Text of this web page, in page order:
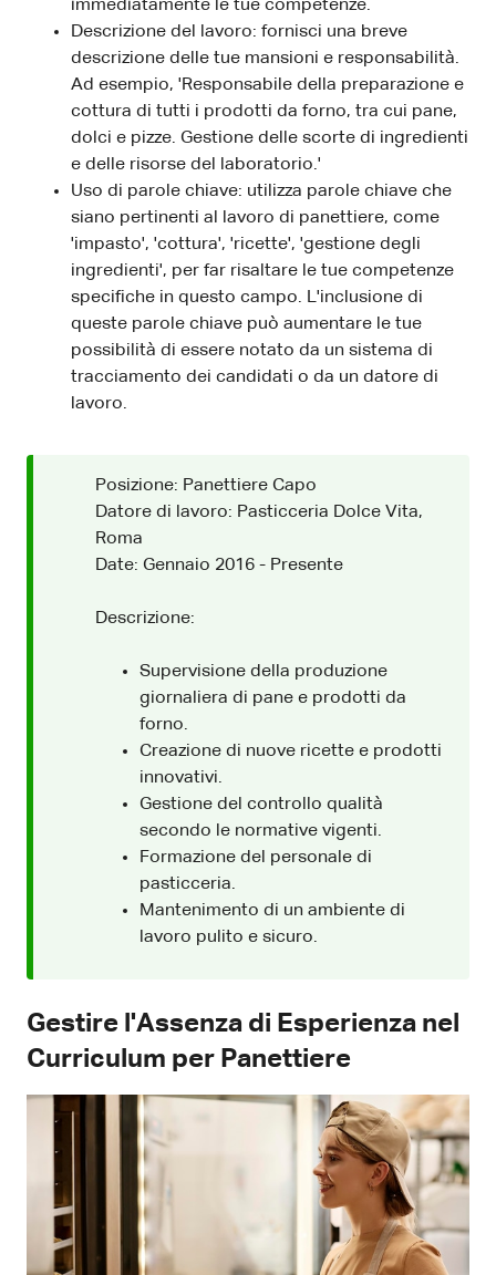
immediatamente le tue competenze.
Descrizione del lavoro: fornisci una breve
descrizione delle tue mansioni e responsabilità.
Ad esempio, 'Responsabile della preparazione e
cottura di tutti i prodotti da forno, tra cui pane,
dolci e pizze. Gestione delle scorte di ingredienti
e delle risorse del laboratorio.'
Uso di parole chiave: utilizza parole chiave che
siano pertinenti al lavoro di panettiere, come
'impasto', 'cottura', 'ricette', 'gestione degli
ingredienti', per far risaltare le tue competenze
specifiche in questo campo. L'inclusione di
queste parole chiave può aumentare le tue
possibilità di essere notato da un sistema di
tracciamento dei candidati o da un datore di
lavoro.
Posizione: Panettiere Capo
Datore di lavoro: Pasticceria Dolce Vita,
Roma
Date: Gennaio 2016 - Presente
Descrizione:
Supervisione della produzione
giornaliera di pane e prodotti da
forno.
Creazione di nuove ricette e prodotti
innovativi.
Gestione del controllo qualità
secondo le normative vigenti.
Formazione del personale di
pasticceria.
Mantenimento di un ambiente di
lavoro pulito e sicuro.
Gestire l'Assenza di Esperienza nel
Curriculum per Panettiere